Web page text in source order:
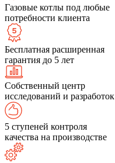
Газовые котлы под любые
потребности клиента
Бесплатная расширенная
гарантия до 5 лет
Собственный центр
исследований и разработок
5 ступеней контроля
качества на производстве